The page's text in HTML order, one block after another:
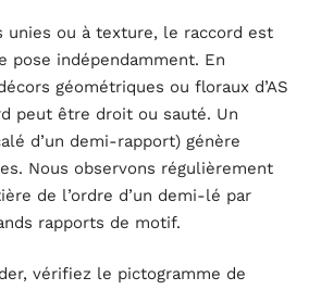
unies ou à texture, le raccord est
pose indépendamment. En
géométriques ou floraux d’AS
peut être droit ou sauté. Un
d’un demi-rapport) génère
Nous observons régulièrement
de l’ordre d’un demi-lé par
rapports de motif.
vérifiez le pictogramme de